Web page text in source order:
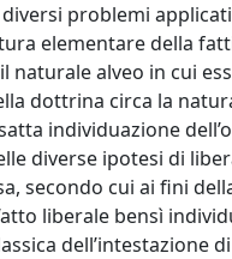
problemi
elementare della
naturale alveo in cui
dottrina circa la
individuazione
diverse ipotesi di
secondo cui ai fini
liberale bensì